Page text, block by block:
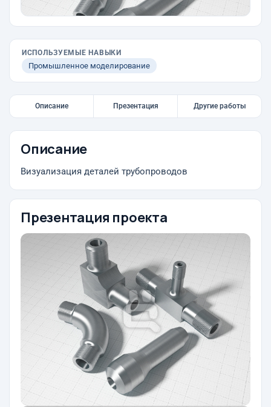
ИСПОЛЬЗУЕМЫЕ НАВЫКИ
Промышленное моделирование
Описание Презентация Другие работы
Описание
Визуализация деталей трубопроводов
Презентация проекта